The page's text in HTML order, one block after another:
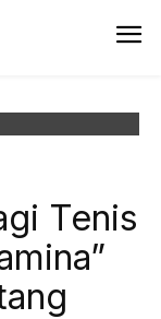
Tenis